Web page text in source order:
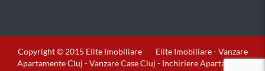
Copyright © 2015 Elite Imobiliare
Elite Imobiliare - Vanzare
Apartamente Cluj - Vanzare Case Cluj - Inchiriere Apartamente